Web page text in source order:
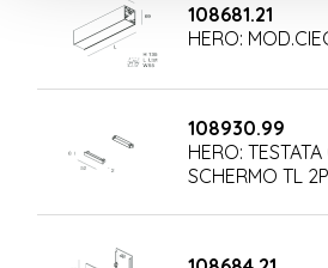
108681.21
HERO:
108930.99
HERO:
SCHERMO TL